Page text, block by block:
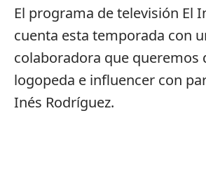
El programa de televisión El
cuenta esta temporada con
colaboradora que queremos
logopeda e influencer con
Inés Rodríguez.